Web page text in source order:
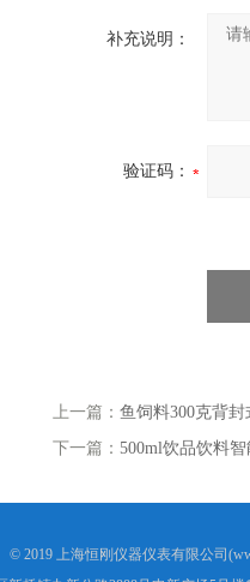
补充说明：
验证码：
上一篇： 鱼饲料300克背
下一篇： 500ml饮品饮料
© 2019 上海恒刚仪器仪表有限公司